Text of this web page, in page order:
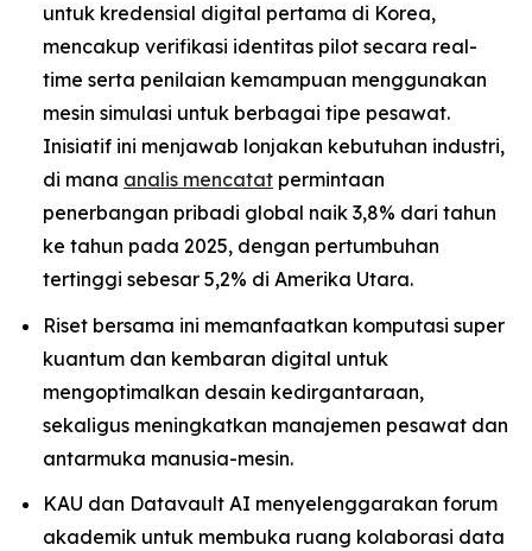
untuk kredensial digital pertama di Korea,
mencakup verifikasi identitas pilot secara real-
time serta penilaian kemampuan menggunakan
mesin simulasi untuk berbagai tipe pesawat.
Inisiatif ini menjawab lonjakan kebutuhan industri,
di mana analis mencatat permintaan
penerbangan pribadi global naik 3,8% dari tahun
ke tahun pada 2025, dengan pertumbuhan
tertinggi sebesar 5,2% di Amerika Utara.
Riset bersama ini memanfaatkan komputasi super
kuantum dan kembaran digital untuk
mengoptimalkan desain kedirgantaraan,
sekaligus meningkatkan manajemen pesawat dan
antarmuka manusia-mesin.
KAU dan Datavault AI menyelenggarakan forum
akademik untuk membuka ruang kolaborasi data